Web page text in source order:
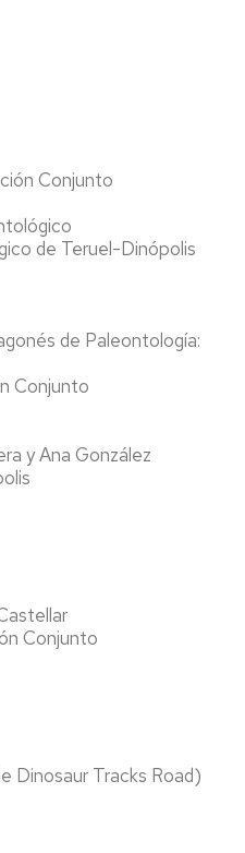
Conjunto
de Teruel-Dinópolis
de Paleontología:
Conjunto
y Ana González
Conjunto
Dinosaur Tracks Road)